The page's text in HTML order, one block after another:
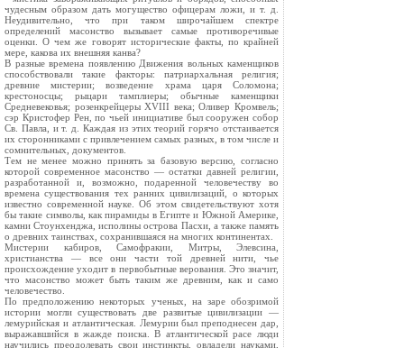
чудесным образом дать могущество офицерам ложи, и т. д.
Неудивительно, что при таком широчайшем спектре
определений масонство вызывает самые противоречивые
оценки. О чем же говорят исторические факты, по крайней
мере, какова их внешняя канва?
В разные времена появлению Движения вольных каменщиков
способствовали такие факторы: патриархальная религия;
древние мистерии; возведение храма царя Соломона;
крестоносцы; рыцари тамплиеры; обычные каменщики
Средневековья; розенкрейцеры XVIII века; Оливер Кромвель;
сэр Кристофер Рен, по чьей инициативе был сооружен собор
Св. Павла, и т. д. Каждая из этих теорий горячо отстаивается
их сторонниками с привлечением самых разных, в том числе и
сомнительных, документов.
Тем не менее можно принять за базовую версию, согласно
которой современное масонство — остатки давней религии,
разработанной и, возможно, подаренной человечеству во
времена существования тех ранних цивилизаций, о которых
известно современной науке. Об этом свидетельствуют хотя
бы такие символы, как пирамиды в Египте и Южной Америке,
камни Стоунхенджа, исполины острова Пасхи, а также память
о древних таинствах, сохранившаяся на многих континентах.
Мистерии кабиров, Самофракии, Митры, Элевсина,
христианства — все они части той древней нити, чье
происхождение уходит в первобытные верования. Это значит,
что масонство может быть таким же древним, как и само
человечество.
По предположению некоторых ученых, на заре обозримой
истории могли существовать две развитые цивилизации —
лемурийская и атлантическая. Лемурии был преподнесен дар,
выражавшийся в жажде поиска. В атлантической расе люди
научились преодолевать свои инстинкты, овладели науками,